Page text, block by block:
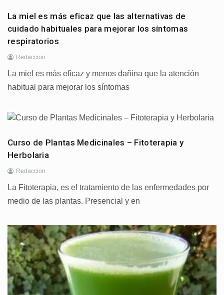
La miel es más eficaz que las alternativas de
cuidado habituales para mejorar los síntomas
respiratorios
Redaccion
La miel es más eficaz y menos dañina que la atención
habitual para mejorar los síntomas
Curso de Plantas Medicinales – Fitoterapia y
Herbolaria
Redaccion
La Fitoterapia, es el tratamiento de las enfermedades por
medio de las plantas. Presencial y en